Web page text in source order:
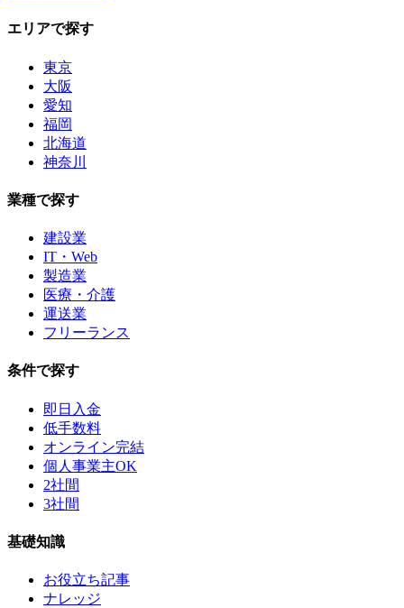
エリアで探す
東京
大阪
愛知
福岡
北海道
神奈川
業種で探す
建設業
IT・Web
製造業
医療・介護
運送業
フリーランス
条件で探す
即日入金
低手数料
オンライン完結
個人事業主OK
2社間
3社間
基礎知識
お役立ち記事
ナレッジ